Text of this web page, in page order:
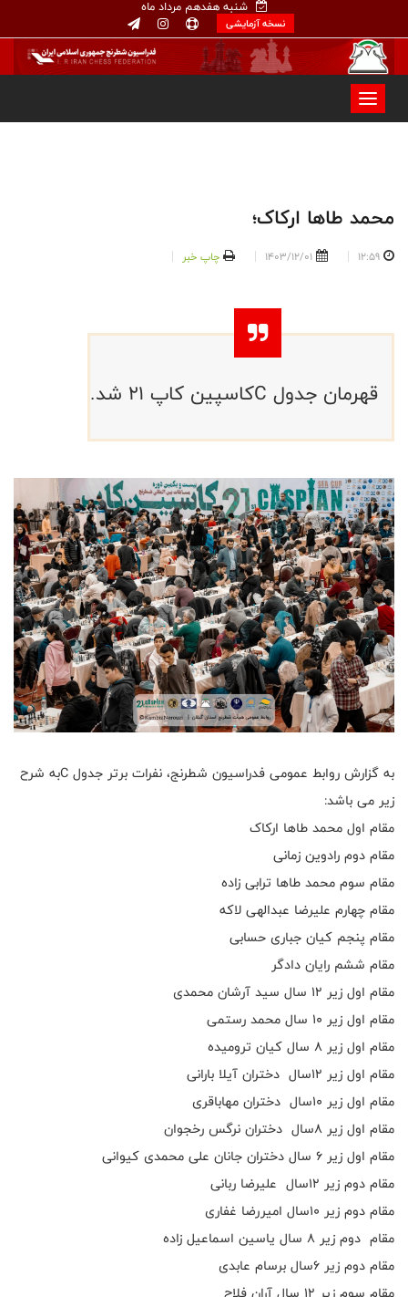
شنبه هفدهم مرداد ماه
نسخه آزمایشی
محمد طاها ارکاک؛
12:59
1403/12/01 چاپ خبر
قهرمان جدول Cکاسپین کاپ ۲۱ شد.
به گزارش روابط عمومی فدراسیون شطرنج، نفرات برتر جدول Cبه شرح
زیر می باشد:
مقام اول محمد طاها ارکاک
مقام دوم رادوین زمانی
مقام سوم محمد طاها ترابی زاده
مقام چهارم علیرضا عبدالهی لاکه
مقام پنجم کیان جباری حسابی
مقام ششم رایان دادگر
مقام اول زیر ۱۲ سال سید آرشان محمدی
مقام اول زیر ۱۰ سال محمد رستمی
مقام اول زیر ۸ سال کیان ترومیده
مقام اول زیر ۱۲سال دختران آیلا بارانی
مقام اول زیر ۱۰سال دختران مهاباقری
مقام اول زیر ۸سال دختران نرگس رخجوان
مقام اول زیر ۶ سال دختران جانان علی محمدی کیوانی
مقام دوم زیر ۱۲سال علیرضا ربانی
مقام دوم زیر ۱۰سال امیررضا غفاری
مقام دوم زیر ۸ سال یاسین اسماعیل زاده
مقام دوم زیر ۶سال برسام عابدی